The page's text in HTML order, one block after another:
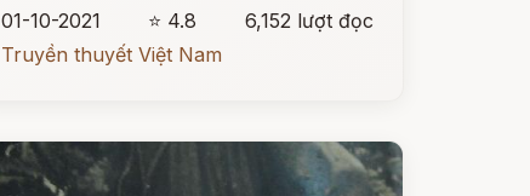
01-10-2021
⭐ 4.8
6,152 lượt đọc
Truyền thuyết Việt Nam